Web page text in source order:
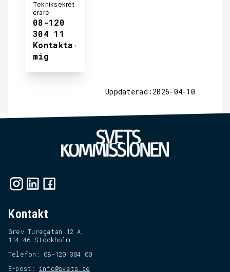
Tekniksekret
erare
08-120
304 11
Kontakta
mig
Uppdaterad:2026-04-10
Kontakt
Grev Turegatan 12 A,
114 46 Stockholm
Telefon: 08-120 304 00
E-post: info@svets.se